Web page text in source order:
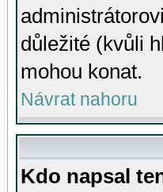
důležité (kvůli
mohou konat.
Návrat nahoru
Kdo napsal